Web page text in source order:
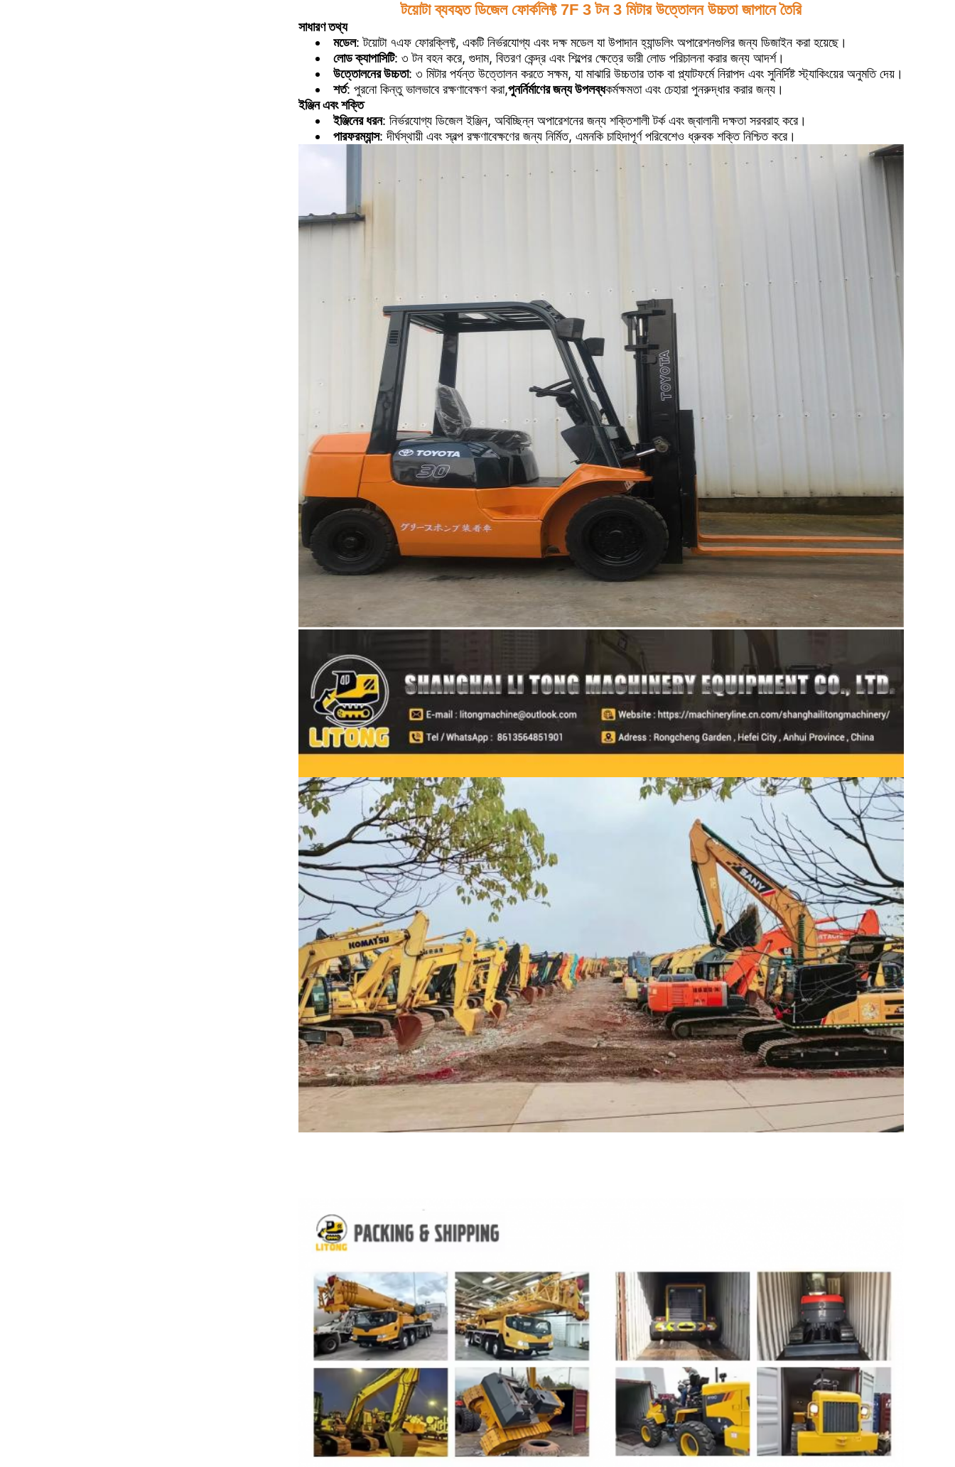
টয়োটা ব্যবহৃত ডিজেল ফোর্কলিফ্ট 7F 3 টন 3 মিটার উত্তোলন উচ্চতা জাপানে তৈরি
সাধারণ তথ্য
মডেল: টয়োটা ৭এফ ফোরক্লিফ্ট, একটি নির্ভরযোগ্য এবং দক্ষ মডেল যা উপাদান হ্যান্ডলিং অপারেশনগুলির জন্য ডিজাইন করা হয়েছে।
লোড ক্যাপাসিটি: ৩ টন বহন করে, গুদাম, বিতরণ কেন্দ্র এবং শিল্পের ক্ষেত্রে ভারী লোড পরিচালনা করার জন্য আদর্শ।
উত্তোলনের উচ্চতা: ৩ মিটার পর্যন্ত উত্তোলন করতে সক্ষম, যা মাঝারি উচ্চতার তাক বা প্ল্যাটফর্মে নিরাপদ এবং সুনির্দিষ্ট স্ট্যাকিংয়ের অনুমতি দেয়।
শর্ত: পুরনো কিন্তু ভালভাবে রক্ষণাবেক্ষণ করা,পুনর্নির্মাণের জন্য উপলব্ধকর্মক্ষমতা এবং চেহারা পুনরুদ্ধার করার জন্য।
ইঞ্জিন এবং শক্তি
ইঞ্জিনের ধরন: নির্ভরযোগ্য ডিজেল ইঞ্জিন, অবিচ্ছিন্ন অপারেশনের জন্য শক্তিশালী টর্ক এবং জ্বালানী দক্ষতা সরবরাহ করে।
পারফরম্যান্স: দীর্ঘস্থায়ী এবং স্বল্প রক্ষণাবেক্ষণের জন্য নির্মিত, এমনকি চাহিদাপূর্ণ পরিবেশেও ধ্রুবক শক্তি নিশ্চিত করে।